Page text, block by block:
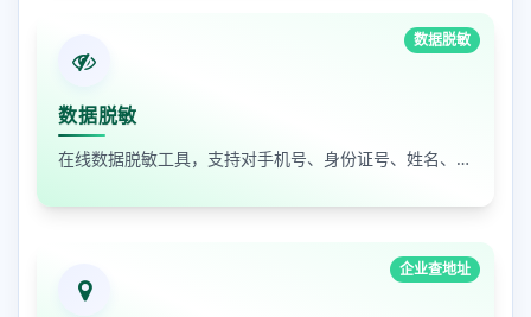
数据脱敏
数据脱敏
在线数据脱敏工具，支持对手机号、身份证号、姓名、邮箱等敏感数据进行批量脱敏处理，保护隐私安全
企业查地址